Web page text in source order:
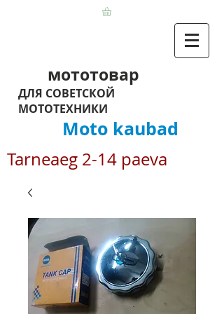
мототовар
ДЛЯ СОВЕТСКОЙ
МОТОТЕХНИКИ
Moto kaubad
Tarneaeg 2-14 paeva